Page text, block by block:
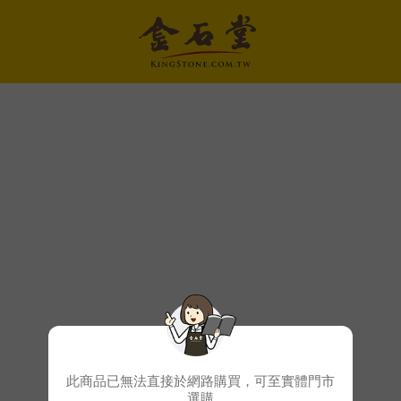
此商品已無法直接於網路購買，可至實體門市
選購